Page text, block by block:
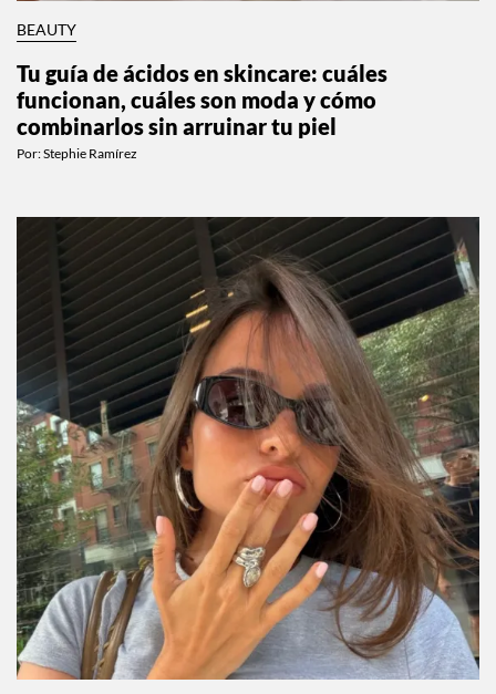
BEAUTY
Tu guía de ácidos en skincare: cuáles
funcionan, cuáles son moda y cómo
combinarlos sin arruinar tu piel
Por:Stephie Ramírez